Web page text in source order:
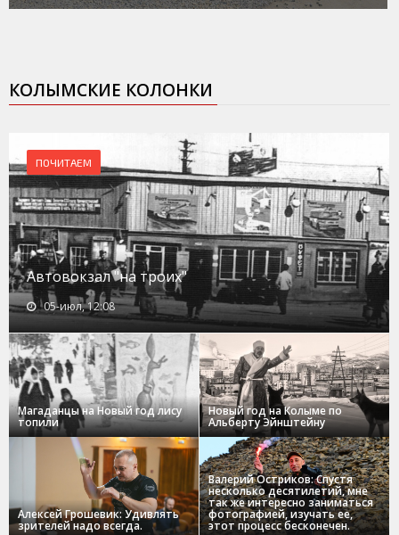
КОЛЫМСКИЕ КОЛОНКИ
ПОЧИТАЕМ
Автовокзал "на троих"
05-июл, 12:08
Магаданцы на Новый год лису
топили
Новый год на Колыме по
Альберту Эйнштейну
Алексей Грошевик: Удивлять
зрителей надо всегда.
Валерий Остриков: Спустя
несколько десятилетий, мне
так же интересно заниматься
фотографией, изучать ее,
этот процесс бесконечен.